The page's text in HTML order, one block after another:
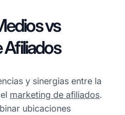
vs
y sinergias entre la
marketing de afiliados.
ubicaciones